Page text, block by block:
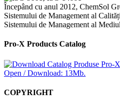
Începând cu anul 2012, ChemSol
Sistemului de Management al
Sistemului de Management al
Pro-X Products Catalog
Open / Download: 13Mb.
COPYRIGHT